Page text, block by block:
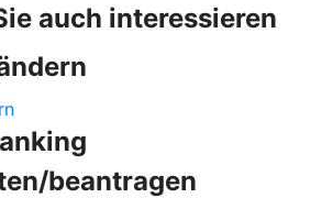
auch interessieren
beantragen